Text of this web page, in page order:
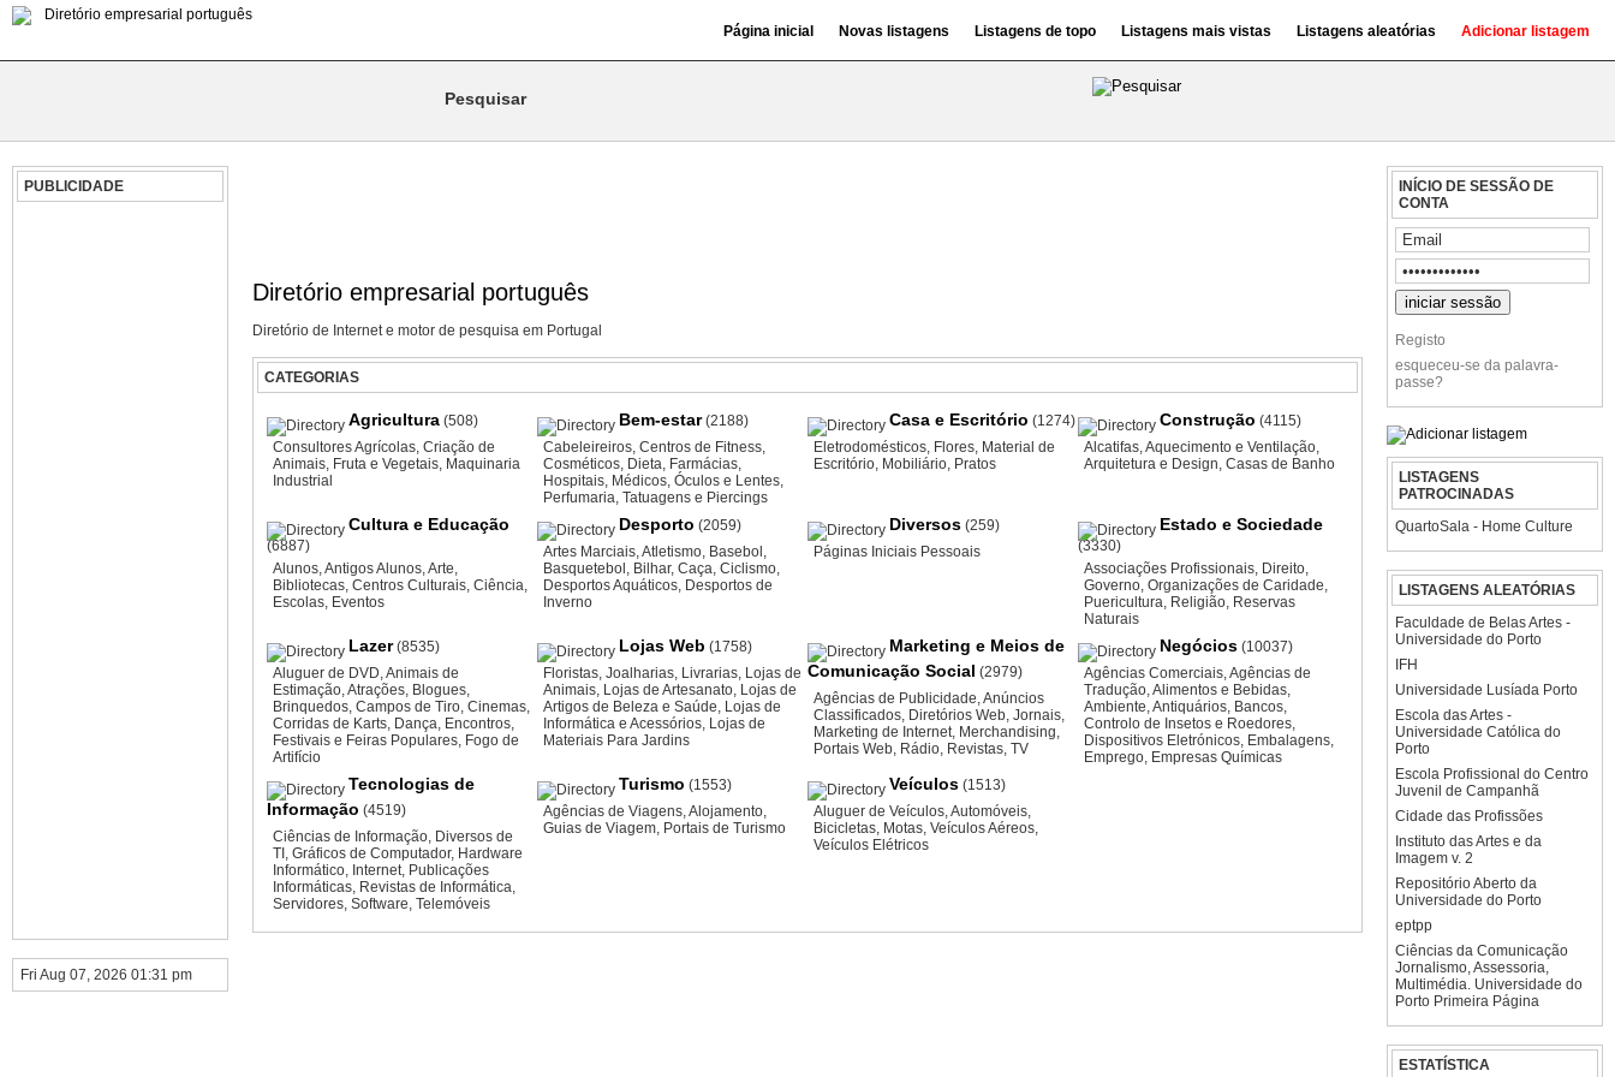
Página inicial Novas listagens Listagens de topo Listagens mais vistas Listagens aleatórias Adicionar listagem
PUBLICIDADE
Fri Aug 07, 2026 01:31 pm
INÍCIO DE SESSÃO DE
CONTA
Registo
esqueceu-se da palavra-
passe?
LISTAGENS
PATROCINADAS
QuartoSala - Home Culture
LISTAGENS ALEATÓRIAS
Faculdade de Belas Artes -
Universidade do Porto
IFH
Universidade Lusíada Porto
Escola das Artes -
Universidade Católica do
Porto
Escola Profissional do Centro
Juvenil de Campanhã
Cidade das Profissões
Instituto das Artes e da
Imagem v. 2
Repositório Aberto da
Universidade do Porto
eptpp
Ciências da Comunicação
Jornalismo, Assessoria,
Multimédia. Universidade do
Porto Primeira Página
ESTATÍSTICA
Diretório empresarial português
Diretório de Internet e motor de pesquisa em Portugal
CATEGORIAS
Agricultura (508)
Consultores Agrícolas, Criação de
Animais, Fruta e Vegetais, Maquinaria
Industrial
Bem-estar(2188)
Cabeleireiros, Centros de Fitness,
Cosméticos, Dieta, Farmácias,
Hospitais, Médicos, Óculos e Lentes,
Perfumaria, Tatuagens e Piercings
Casa e Escritório (1274)
Eletrodomésticos, Flores, Material de
Escritório, Mobiliário, Pratos
Construção (4115)
Alcatifas,Aquecimento e Ventilação,
Arquitetura e Design, Casas de Banho
Cultura e Educação
(6887)
Alunos,Antigos Alunos,Arte,
Bibliotecas, Centros Culturais, Ciência,
Escolas, Eventos
Desporto (2059)
Artes Marciais,Atletismo, Basebol ,
Basquetebol , Bilhar, Caça, Ciclismo,
Desportos Aquáticos, Desportos de
Inverno
Diversos (259)
Páginas Iniciais Pessoais
Estado e Sociedade
(3330)
Associações Profissionais, Direito,
Governo, Organizações de Caridade,
Puericultura, Religião, Reservas
Naturais
Lazer(8535)
Aluguer de DVD,Animais de
Estimação,Atrações, Blogues,
Brinquedos, Campos de Tiro, Cinemas,
Corridas de Karts, Dança, Encontros,
Festivais e Feiras Populares, Fogo de
Artifício
Lojas Web (1758)
Floristas, Joalharias, Livrarias, Lojas de
Animais, Lojas de Artesanato, Lojas de
Artigos de Beleza e Saúde, Lojas de
Informática e Acessórios, Lojas de
Materiais Para Jardins
Marketing e Meios de
Comunicação Social (2979)
Agências de Publicidade,Anúncios
Classificados, Diretórios Web, Jornais,
Marketing de Internet, Merchandising,
Portais Web, Rádio, Revistas, TV
Negócios (10037)
Agências Comerciais,Agências de
Tradução,Alimentos e Bebidas,
Ambiente,Antiquários, Bancos,
Controlo de Insetos e Roedores,
Dispositivos Eletrónicos, Embalagens,
Emprego, Empresas Químicas
Tecnologias de
Informação (4519)
Ciências de Informação, Diversos de
TI , Gráficos de Computador, Hardware
Informático, Internet, Publicações
Informáticas, Revistas de Informática,
Servidores, Software, Telemóveis
Turismo (1553)
Agências de Viagens,Alojamento,
Guias de Viagem, Portais de Turismo
Veículos (1513)
Aluguer de Veículos,Automóveis,
Bicicletas, Motas, Veículos Aéreos,
Veículos Elétricos